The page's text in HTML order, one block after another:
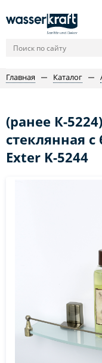
Главная Каталог
(ранее К-
стеклянная
Exter K-5244